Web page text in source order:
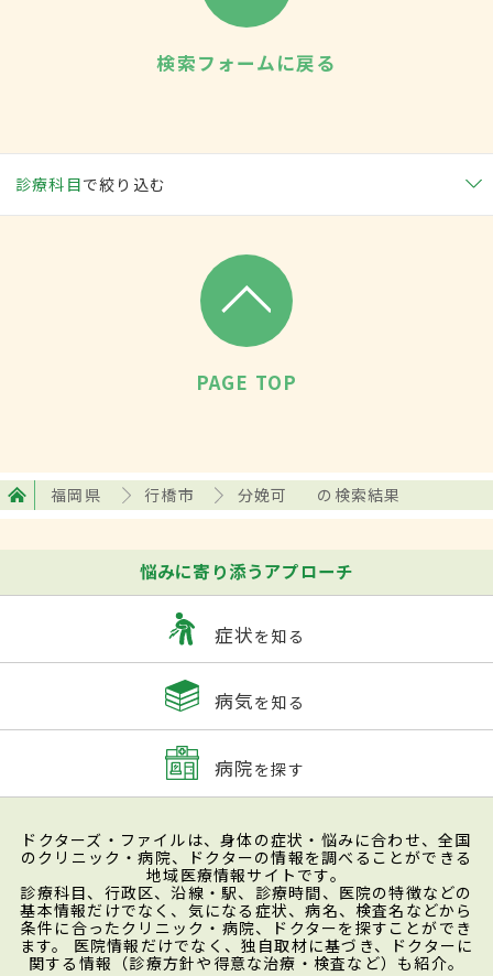
検索フォームに戻る
診療科目で絞り込む
PAGE TOP
福岡県 行橋市 分娩可 の検索結果
悩みに寄り添うアプローチ
症状を知る
病気を知る
病院を探す
ドクターズ・ファイルは、身体の症状・悩みに合わせ、全国
のクリニック・病院、ドクターの情報を調べることができる
地域医療情報サイトです。
診療科目、行政区、沿線・駅、診療時間、医院の特徴などの
基本情報だけでなく、気になる症状、病名、検査名などから
条件に合ったクリニック・病院、ドクターを探すことができ
ます。 医院情報だけでなく、独自取材に基づき、ドクターに
関する情報（診療方針や得意な治療・検査など）も紹介。